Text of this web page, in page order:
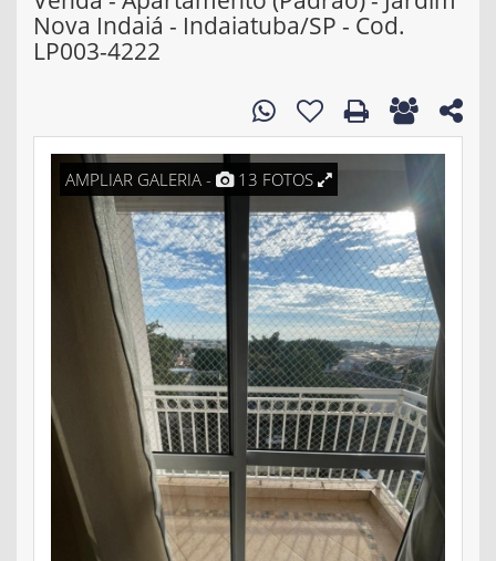
Nova Indaiá - Indaiatuba/SP - Cod.
LP003-4222
AMPLIAR GALERIA - 13 FOTOS